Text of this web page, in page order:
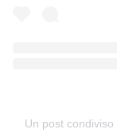
Un post